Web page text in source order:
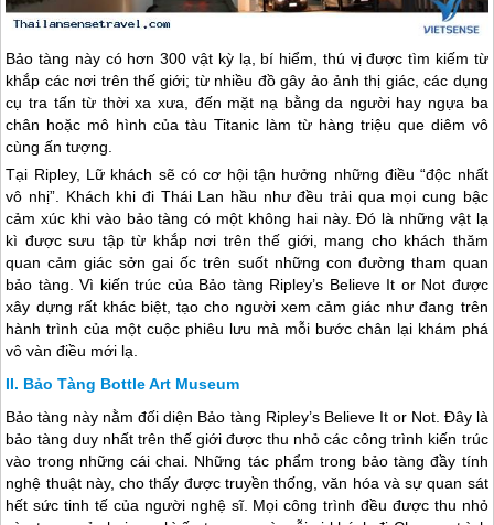
Bảo tàng này có hơn 300 vật kỳ lạ, bí hiểm, thú vị được tìm kiếm từ
khắp các nơi trên thế giới; từ nhiều đồ gây ảo ảnh thị giác, các dụng
cụ tra tấn từ thời xa xưa, đến mặt nạ bằng da người hay ngựa ba
chân hoặc mô hình của tàu Titanic làm từ hàng triệu que diêm vô
cùng ấn tượng.
Tại Ripley, Lữ khách sẽ có cơ hội tận hưởng những điều “độc nhất
vô nhị”. Khách khi đi Thái Lan hầu như đều trải qua mọi cung bậc
cảm xúc khi vào bảo tàng có một không hai này. Đó là những vật lạ
kì được sưu tập từ khắp nơi trên thế giới, mang cho khách thăm
quan cảm giác sởn gai ốc trên suốt những con đường tham quan
bảo tàng. Vì kiến trúc của Bảo tàng Ripley’s Believe It or Not được
xây dựng rất khác biệt, tạo cho người xem cảm giác như đang trên
hành trình của một cuộc phiêu lưu mà mỗi bước chân lại khám phá
vô vàn điều mới lạ.
Bảo Tàng Bottle Art Museum
Bảo tàng này nằm đối diện Bảo tàng Ripley’s Believe It or Not. Đây là
bảo tàng duy nhất trên thế giới được thu nhỏ các công trình kiến trúc
vào trong những cái chai. Những tác phẩm trong bảo tàng đầy tính
nghệ thuật này, cho thấy được truyền thống, văn hóa và sự quan sát
hết sức tinh tế của người nghệ sĩ. Mọi công trình đều được thu nhỏ